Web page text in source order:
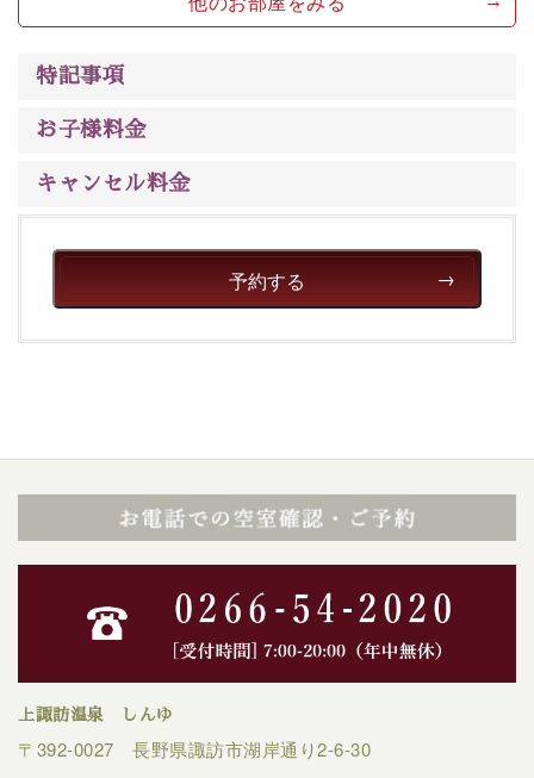
特記事項
お子様料金
キャンセル料金
予約する
上諏訪温泉 しんゆ
〒392-0027 長野県諏訪市湖岸通り2-6-30